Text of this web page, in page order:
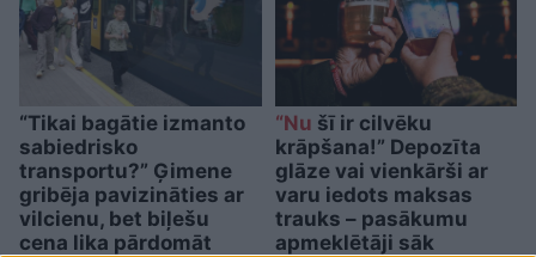
“Tikai bagātie izmanto
sabiedrisko
transportu?” Ģimene
gribēja pavizināties ar
vilcienu, bet biļešu
cena lika pārdomāt
“Nu šī ir cilvēku
krāpšana!” Depozīta
glāze vai vienkārši ar
varu iedots maksas
trauks – pasākumu
apmeklētāji sāk